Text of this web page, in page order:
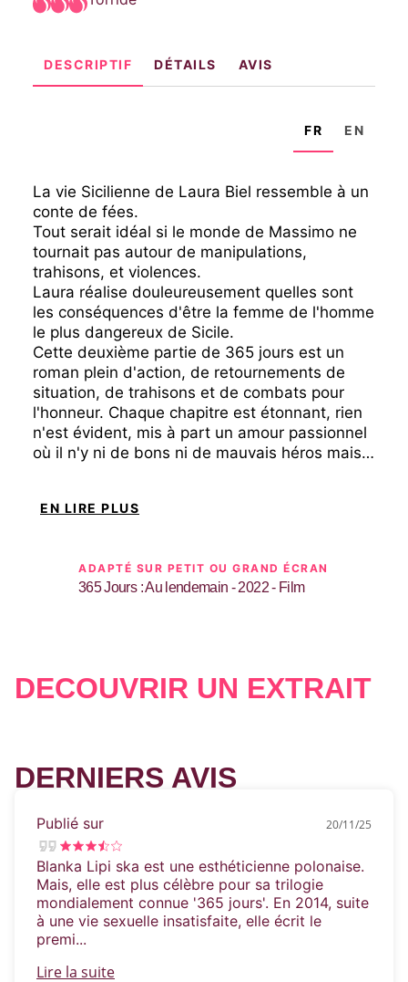
DESCRIPTIF DÉTAILS AVIS
FR EN
La vie Sicilienne de Laura Biel ressemble à un
conte de fées.
Tout serait idéal si le monde de Massimo ne
tournait pas autour de manipulations,
trahisons, et violences.
Laura réalise douleureusement quelles sont
les conséquences d'être la femme de l'homme
le plus dangereux de Sicile.
Cette deuxième partie de 365 jours est un
roman plein d'action, de retournements de
situation, de trahisons et de combats pour
l'honneur. Chaque chapitre est étonnant, rien
n'est évident, mis à part un amour passionnel
où il n'y ni de bons ni de mauvais héros mais
EN LIRE PLUS
ADAPTÉ SUR PETIT OU GRAND ÉCRAN
365 Jours : Au lendemain - 2022 - Film
DÉCOUVRIR UN EXTRAIT
DERNIERS AVIS
Publié sur 20/11/25
Blanka Lipi ska est une esthéticienne polonaise.
Mais, elle est plus célèbre pour sa trilogie
mondialement connue '365 jours'. En 2014, suite
à une vie sexuelle insatisfaite, elle écrit le
premi...
Lire la suite